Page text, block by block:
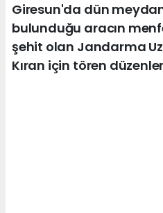
Giresun'da dün
bulunduğu aracın
şehit olan Jandarma
Kıran için tören